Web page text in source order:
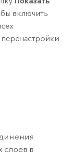
включить
слоев в